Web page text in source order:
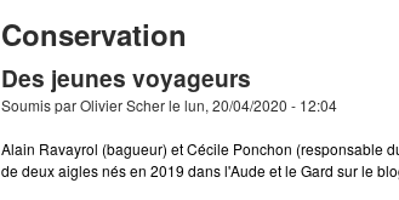
Conservation
Des jeunes voyageurs
Soumis parOlivier Scherle lun, 20/04/2020 - 12:04
Alain Ravayrol (bagueur) et Cécile Ponchon (responsable
de deux aigles nés en 2019 dans l'Aude et le Gard sur le